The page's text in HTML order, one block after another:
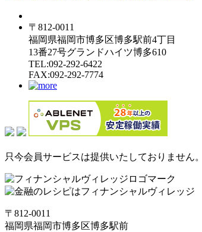
〒812-0011
福岡県福岡市博多区博多駅前4丁目
13番27号グランドハイツ博多610
TEL:092-292-6422
FAX:092-292-7774
只今会員サービスは提供いたしておりません。
〒812-0011
福岡県福岡市博多区博多駅前